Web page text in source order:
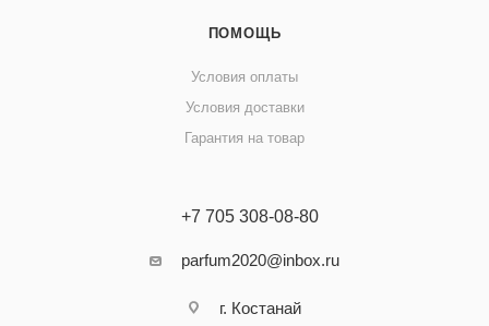
ПОМОЩЬ
Условия оплаты
Условия доставки
Гарантия на товар
+7 705 308-08-80
parfum2020@inbox.ru
г. Костанай